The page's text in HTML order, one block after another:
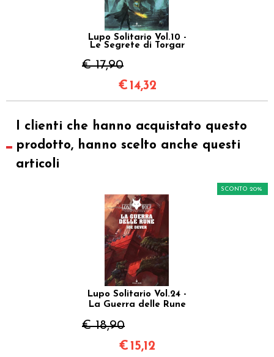
Lupo Solitario Vol.10 -
Le Segrete di Torgar
€ 17,90
€ 14,32
I clienti che hanno acquistato questo
prodotto, hanno scelto anche questi
articoli
Lupo Solitario Vol.24 -
La Guerra delle Rune
€ 18,90
SCONTO 20%
€ 15,12